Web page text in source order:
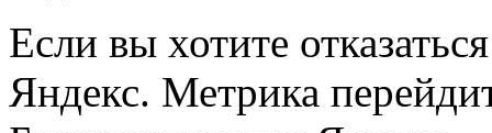
Если вы хотите
Яндекс. Метрика